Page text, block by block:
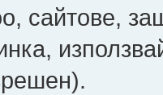
сайтове,